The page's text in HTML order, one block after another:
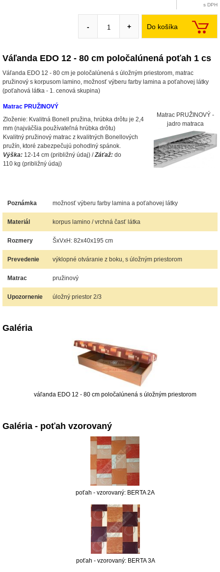
s DPH
Do košíka
- +
Váľanda EDO 12 - 80 cm poločalúnená poťah 1 cs
Váľanda EDO 12 - 80 cm je poločalúnená s úložným priestorom, matrac
pružinový s korpusom lamino, možnosť výberu farby lamina a poťahovej látky
(poťahová látka - 1. cenová skupina)
Matrac PRUŽINOVÝ
Zloženie: Kvalitná Bonell pružina, hrúbka drôtu je 2,4
mm (najväčšia používateľná hrúbka drôtu)
Kvalitný pružinový matrac z kvalitných Bonellových
pružín, ktoré zabezpečujú pohodlný spánok.
Výška: 12-14 cm (približný údaj) /Záťaž: do
110 kg (približný údaj)
Matrac PRUŽINOVÝ -
jadro matraca
Poznámka možnosť výberu farby lamina a poťahovej látky
Materiál korpus lamino / vrchná časť látka
Rozmery ŠxVxH: 82x40x195 cm
Prevedenie výklopné otváranie z boku, s úložným priestorom
Matrac pružinový
Upozornenie úložný priestor 2/3
Galéria
váľanda EDO 12 - 80 cm poločalúnená s úložným priestorom
Galéria - poťah vzorovaný
poťah - vzorovaný: BERTA 2A
poťah - vzorovaný: BERTA 3A